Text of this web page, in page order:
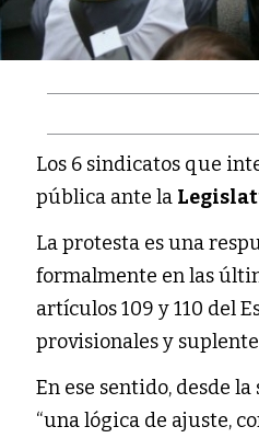
Los 6 sindicatos que
pública ante la
La protesta es una
formalmente en las
artículos 109 y 110 del
provisionales y
En ese sentido, desde
“una lógica de ajuste,